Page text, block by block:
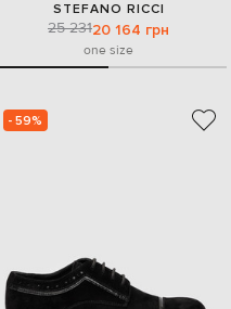
STEFANO RICCI
25 23120 164 грн
one size
- 59%